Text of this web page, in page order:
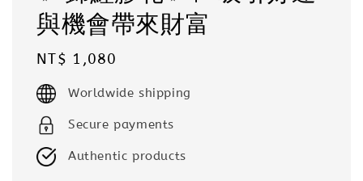
與機會帶來財富
Regular
price
NT$ 1,080
Worldwide shipping
Secure payments
Authentic products